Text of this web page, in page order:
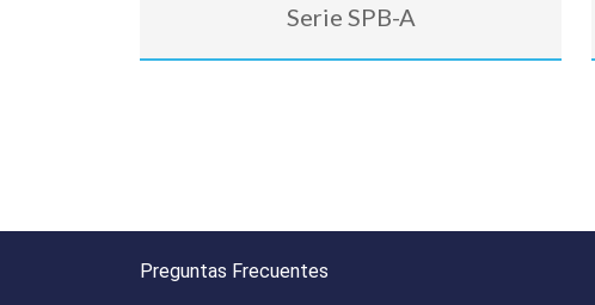
Serie SPB-A
Preguntas Frecuentes